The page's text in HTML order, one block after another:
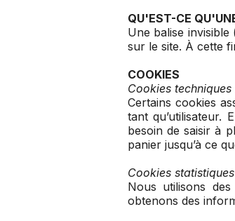
QU'EST-CE
Une balise
sur le site. À cette
COOKIES
Cookies
Certains cookies
tant qu’utilisateur.
besoin de saisir à
panier jusqu’à ce
Cookies statistiques
Nous utilisons
obtenons des